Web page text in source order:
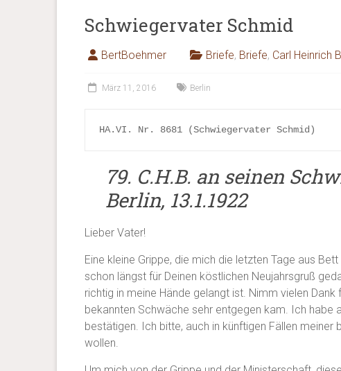
Schwiegervater Schmid
BertBoehmer Briefe, Briefe, Carl Heinrich
März 11, 2016 Berlin
HA.VI. Nr. 8681 (Schwiegervater Schmid)
79. C.H.B. an seinen
Berlin, 13.1.1922
Lieber Vater!
Eine kleine Grippe, die mich die letzten Tage aus
schon längst für Deinen köstlichen Neujahrsgruß
richtig in meine Hände gelangt ist. Nimm vielen
bekannten Schwäche sehr entgegen kam. Ich habe
bestätigen. Ich bitte, auch in künftigen Fällen meiner
wollen.